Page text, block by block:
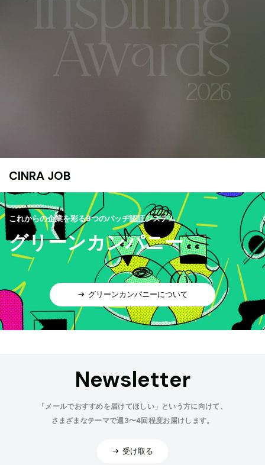
CINRA JOB
これからの企業を彩る9つのバッヂ認証システム
グリーンカンパニー
グリーンカンパニーについて
Newsletter
「メールでおすすめを届けてほしい」という方に向けて、
さまざまなテーマで週3〜4回程度お届けします。
受け取る